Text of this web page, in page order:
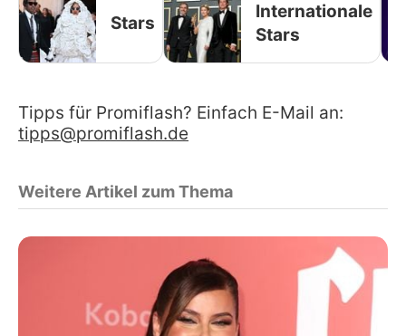
Stars
Internationale
Stars
Tipps für Promiflash? Einfach E-Mail an:
tipps@promiflash.de
Weitere Artikel zum Thema